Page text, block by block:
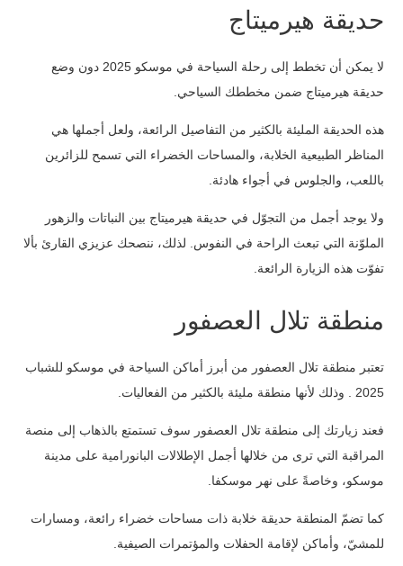
حديقة هيرميتاج
لا يمكن أن تخطط إلى رحلة السياحة في موسكو 2025 دون وضع
حديقة هيرميتاج ضمن مخططك السياحي.
هذه الحديقة المليئة بالكثير من التفاصيل الرائعة، ولعل أجملها هي
المناظر الطبيعية الخلابة، والمساحات الخضراء التي تسمح للزائرين
باللعب، والجلوس في أجواء هادئة.
ولا يوجد أجمل من التجوّل في حديقة هيرميتاج بين النباتات والزهور
الملوّنة التي تبعث الراحة في النفوس. لذلك، ننصحك عزيزي القارئ بألا
تفوّت هذه الزيارة الرائعة.
منطقة تلال العصفور
تعتبر منطقة تلال العصفور من أبرز أماكن السياحة في موسكو للشباب
2025 . وذلك لأنها منطقة مليئة بالكثير من الفعاليات.
فعند زيارتك إلى منطقة تلال العصفور سوف تستمتع بالذهاب إلى منصة
المراقبة التي ترى من خلالها أجمل الإطلالات البانورامية على مدينة
موسكو، وخاصةً على نهر موسكفا.
كما تضمّ المنطقة حديقة خلابة ذات مساحات خضراء رائعة، ومسارات
للمشيّ، وأماكن لإقامة الحفلات والمؤتمرات الصيفية.